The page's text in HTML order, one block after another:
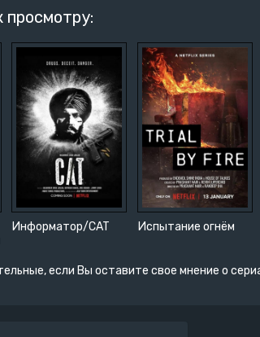
просмотру:
Информатор/CAT Испытание огнём
если Вы оставите свое мнение о